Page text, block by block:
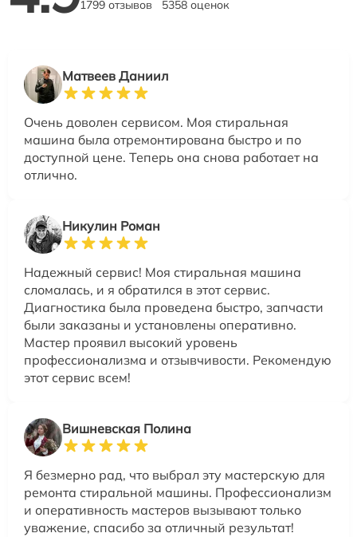
1799 отзывов 5358 оценок
Матвеев Даниил
Очень доволен сервисом. Моя стиральная
машина была отремонтирована быстро и по
доступной цене. Теперь она снова работает на
отлично.
Никулин Роман
Надежный сервис! Моя стиральная машина
сломалась, и я обратился в этот сервис.
Диагностика была проведена быстро, запчасти
были заказаны и установлены оперативно.
Мастер проявил высокий уровень
профессионализма и отзывчивости. Рекомендую
этот сервис всем!
Вишневская Полина
Я безмерно рад, что выбрал эту мастерскую для
ремонта стиральной машины. Профессионализм
и оперативность мастеров вызывают только
уважение, спасибо за отличный результат!